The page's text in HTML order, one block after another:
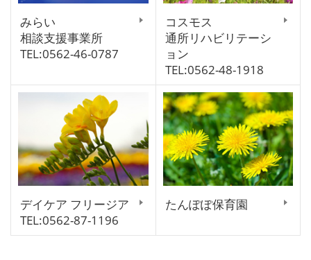
みらい
相談支援事業所
TEL:0562-46-0787
コスモス
通所リハビリテーシ
ョン
TEL:0562-48-1918
デイケア フリージア
TEL:0562-87-1196
たんぽぽ保育園